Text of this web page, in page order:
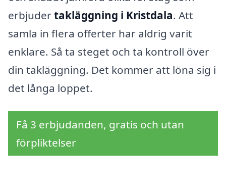
erbjudertakläggning i Kristdala. Att
samla in flera offerter har aldrig varit
enklare. Så ta steget och ta kontroll över
din takläggning. Det kommer att löna sig i
det långa loppet.
Få 3 erbjudanden, gratis och utan
förpliktelser